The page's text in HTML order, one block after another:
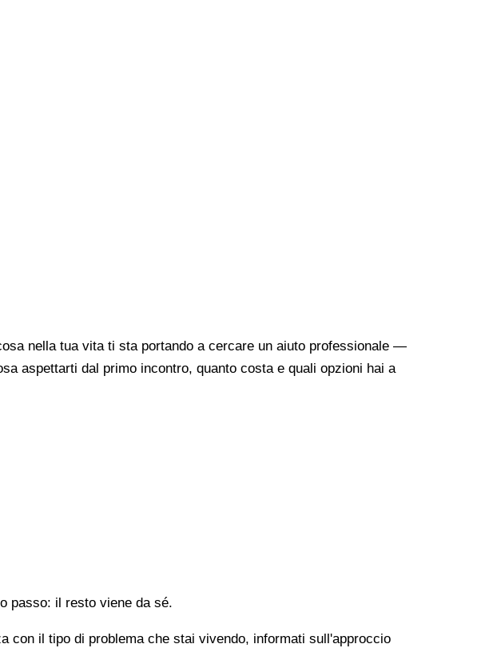
nella tua vita ti sta portando a cercare un aiuto professionale —
aspettarti dal primo incontro, quanto costa e quali opzioni hai a
passo: il resto viene da sé.
con il tipo di problema che stai vivendo, informati sull'approccio